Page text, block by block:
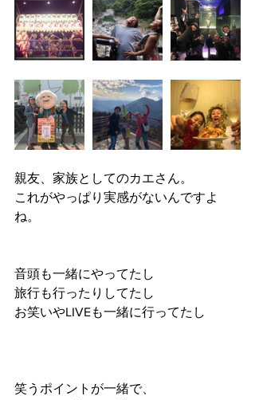
親友、家族としてのカエさん。
これがやっぱり実感がないんですよ
ね。
音頭も一緒にやってたし
旅行も行ったりしてたし
お笑いやLIVEも一緒に行ってたし
笑うポイントが一緒で、